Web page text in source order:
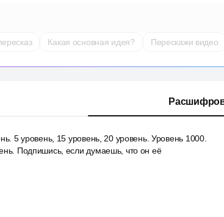
Какая основная идея? Перескажи видео
5 уровень, 15 уровень, 20 уровень. Уровень 1000.
Подпишись, если думаешь, что он её